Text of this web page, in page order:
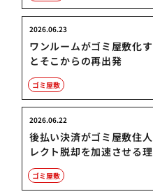
ワンルームがゴミ屋敷化
とそこからの再出発
2026.06.23
ゴミ屋敷
後払い決済がゴミ屋敷住
レクト脱却を加速させる
2026.06.22
ゴミ屋敷